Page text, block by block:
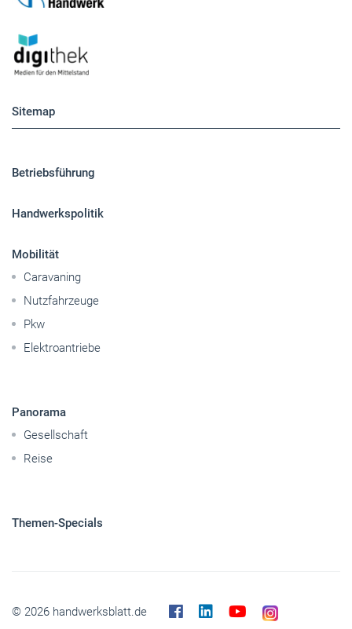
Sitemap
Betriebsführung
Handwerkspolitik
Mobilität
Caravaning
Nutzfahrzeuge
Pkw
Elektroantriebe
Panorama
Gesellschaft
Reise
Themen-Specials
© 2026 handwerksblatt.de